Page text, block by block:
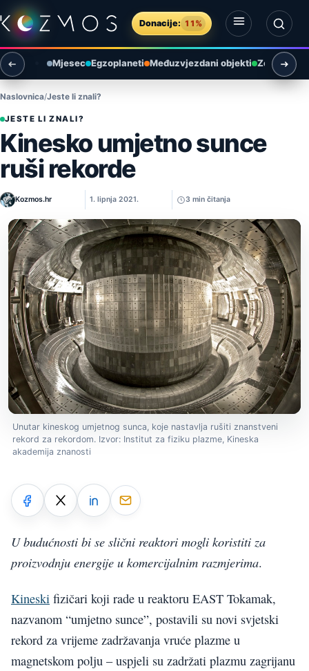
Preskoči na sadržaj
Donacije: 11%
Otvori izbornik
Otvori pretragu
Mjesec Egzoplaneti Međuzvjezdani objekti Zemlja i
Naslovnica Jeste li znali?
JESTE LI ZNALI?
Kinesko umjetno sunce
ruši rekorde
Kozmos.hr 1. lipnja 2021. 3 min čitanja
Unutar kineskog umjetnog sunca, koje nastavlja rušiti znanstveni
rekord za rekordom. Izvor: Institut za fiziku plazme, Kineska
akademija znanosti
U budućnosti bi se slični reaktori mogli koristiti za
proizvodnju energije u komercijalnim razmjerima.
Kineski fizičari koji rade u reaktoru EAST Tokamak,
nazvanom “umjetno sunce”, postavili su novi svjetski
rekord za vrijeme zadržavanja vruće plazme u
magnetskom polju – uspjeli su zadržati plazmu zagrijanu